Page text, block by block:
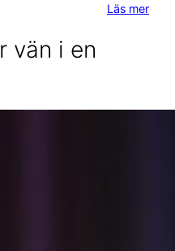
Läs mer
vän i en